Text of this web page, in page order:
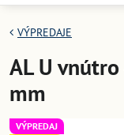
VÝPREDAJ
VÝPREDAJE
AL U
mm